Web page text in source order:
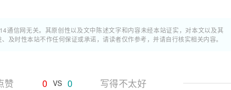
通信网无关。其原创性以及文中陈述文字和内容未经本站证实，对本文以及其
及时性本站不作任何保证或承诺，请读者仅作参考，并请自行核实相关内容。
赞 0 VS 0 写得不太好